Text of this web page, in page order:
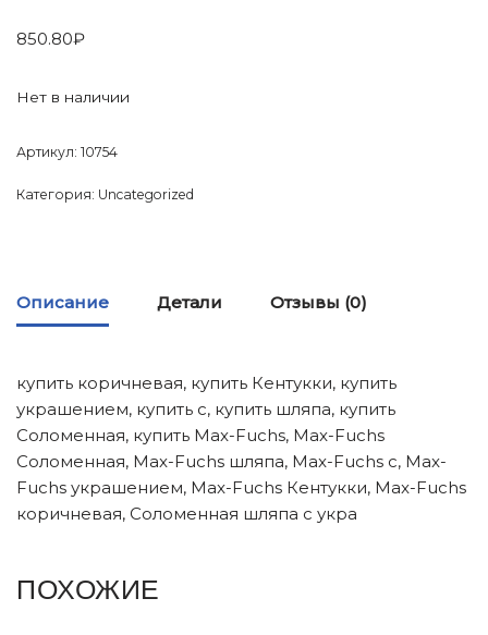
850.80₽
Нет в наличии
Артикул: 10754
Категория: Uncategorized
Описание Детали Отзывы (0)
купить коричневая, купить Кентукки, купить
украшением, купить с, купить шляпа, купить
Соломенная, купить Max-Fuchs, Max-Fuchs
Соломенная, Max-Fuchs шляпа, Max-Fuchs с, Max-
Fuchs украшением, Max-Fuchs Кентукки, Max-Fuchs
коричневая, Соломенная шляпа с укра
ПОХОЖИЕ